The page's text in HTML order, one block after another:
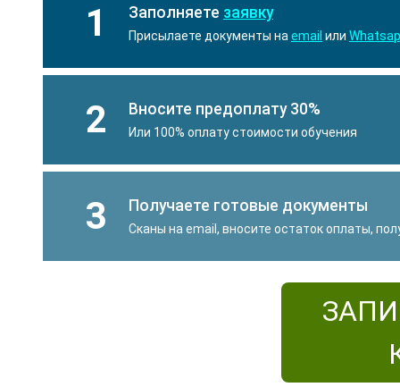
1 Заполняете заявку
Присылаете документы на email или
2 Вносите предоплату 30%
Или 100% оплату стоимости обучения
3 Получаете готовые документы
Сканы на email, вносите остаток оплаты,